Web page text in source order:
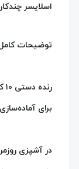
اسلایسر
توضیحات
برای
در آشپزی